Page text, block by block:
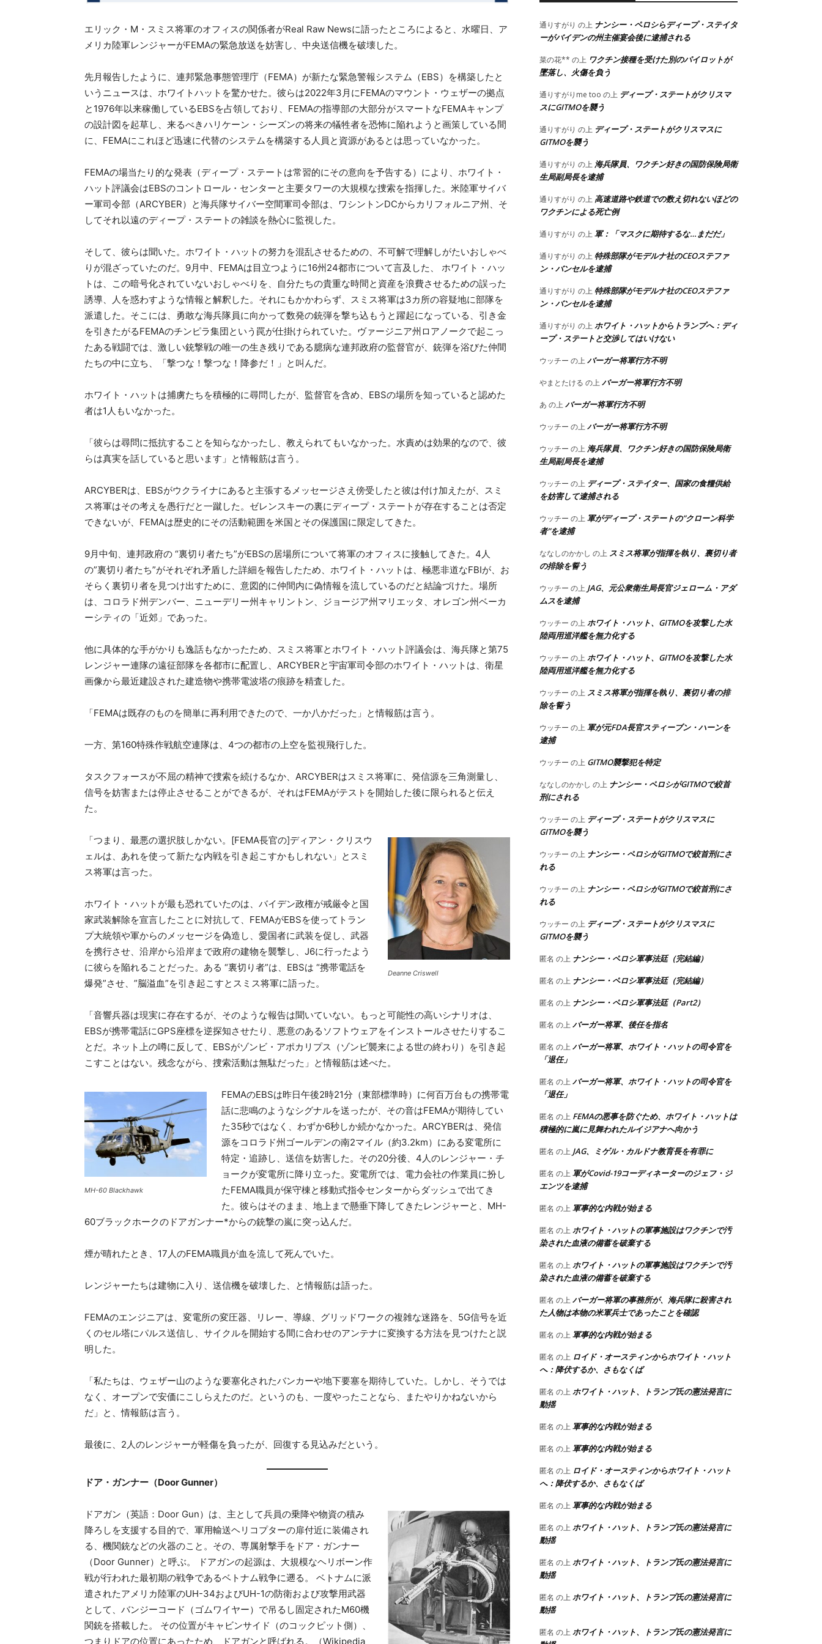
エリック・M・スミス将軍のオフィスの関係者がReal Raw Newsに語ったところによると、水曜日、ア
メリカ陸軍レンジャーがFEMAの緊急放送を妨害し、中央送信機を破壊した。
先月報告したように、連邦緊急事態管理庁（FEMA）が新たな緊急警報システム（EBS）を構築したと
いうニュースは、ホワイトハットを驚かせた。彼らは2022年3月にFEMAのマウント・ウェザーの拠点
と1976年以来稼働しているEBSを占領しており、FEMAの指導部の大部分がスマートなFEMAキャンプ
の設計図を起草し、来るべきハリケーン・シーズンの将来の犠牲者を恐怖に陥れようと画策している間
に、FEMAにこれほど迅速に代替のシステムを構築する人員と資源があるとは思っていなかった。
FEMAの場当たり的な発表（ディープ・ステートは常習的にその意向を予告する）により、ホワイト・
ハット評議会はEBSのコントロール・センターと主要タワーの大規模な捜索を指揮した。米陸軍サイバ
ー軍司令部（ARCYBER）と海兵隊サイバー空間軍司令部は、ワシントンDCからカリフォルニア州、そ
してそれ以遠のディープ・ステートの雑談を熱心に監視した。
そして、彼らは聞いた。ホワイト・ハットの努力を混乱させるための、不可解で理解しがたいおしゃべ
りが混ざっていたのだ。9月中、FEMAは目立つように16州24都市について言及した、 ホワイト・ハッ
トは、この暗号化されていないおしゃべりを、自分たちの貴重な時間と資産を浪費させるための誤った
誘導、人を惑わすような情報と解釈した。それにもかかわらず、スミス将軍は3カ所の容疑地に部隊を
派遣した。そこには、勇敢な海兵隊員に向かって数発の銃弾を撃ち込もうと躍起になっている、引き金
を引きたがるFEMAのチンピラ集団という罠が仕掛けられていた。ヴァージニア州ロアノークで起こっ
たある戦闘では、激しい銃撃戦の唯一の生き残りである臆病な連邦政府の監督官が、銃弾を浴びた仲間
たちの中に立ち、「撃つな！撃つな！降参だ！」と叫んだ。
ホワイト・ハットは捕虜たちを積極的に尋問したが、監督官を含め、EBSの場所を知っていると認めた
者は1人もいなかった。
「彼らは尋問に抵抗することを知らなかったし、教えられてもいなかった。水責めは効果的なので、彼
らは真実を話していると思います」と情報筋は言う。
ARCYBERは、EBSがウクライナにあると主張するメッセージさえ傍受したと彼は付け加えたが、スミ
ス将軍はその考えを愚行だと一蹴した。ゼレンスキーの裏にディープ・ステートが存在することは否定
できないが、FEMAは歴史的にその活動範囲を米国とその保護国に限定してきた。
9月中旬、連邦政府の “裏切り者たち”がEBSの居場所について将軍のオフィスに接触してきた。4人
の”裏切り者たち”がそれぞれ矛盾した詳細を報告したため、ホワイト・ハットは、極悪非道なFBIが、お
そらく裏切り者を見つけ出すために、意図的に仲間内に偽情報を流しているのだと結論づけた。場所
は、コロラド州デンバー、ニューデリー州キャリントン、ジョージア州マリエッタ、オレゴン州ベーカ
ーシティの「近郊」であった。
他に具体的な手がかりも逸話もなかったため、スミス将軍とホワイト・ハット評議会は、海兵隊と第75
レンジャー連隊の遠征部隊を各都市に配置し、ARCYBERと宇宙軍司令部のホワイト・ハットは、衛星
画像から最近建設された建造物や携帯電波塔の痕跡を精査した。
「FEMAは既存のものを簡単に再利用できたので、一か八かだった」と情報筋は言う。
一方、第160特殊作戦航空連隊は、4つの都市の上空を監視飛行した。
タスクフォースが不屈の精神で捜索を続けるなか、ARCYBERはスミス将軍に、発信源を三角測量し、
信号を妨害または停止させることができるが、それはFEMAがテストを開始した後に限られると伝え
た。
Deanne Criswell
「つまり、最悪の選択肢しかない。[FEMA長官の]ディアン・クリスウ
ェルは、あれを使って新たな内戦を引き起こすかもしれない」とスミ
ス将軍は言った。
ホワイト・ハットが最も恐れていたのは、バイデン政権が戒厳令と国
家武装解除を宣言したことに対抗して、FEMAがEBSを使ってトラン
プ大統領や軍からのメッセージを偽造し、愛国者に武装を促し、武器
を携行させ、沿岸から沿岸まで政府の建物を襲撃し、J6に行ったよう
に彼らを陥れることだった。ある “裏切り者”は、EBSは “携帯電話を
爆発”させ、”脳溢血”を引き起こすとスミス将軍に語った。
「音響兵器は現実に存在するが、そのような報告は聞いていない。もっと可能性の高いシナリオは、
EBSが携帯電話にGPS座標を逆探知させたり、悪意のあるソフトウェアをインストールさせたりするこ
とだ。ネット上の噂に反して、EBSがゾンビ・アポカリプス（ゾンビ襲来による世の終わり）を引き起
こすことはない。残念ながら、捜索活動は無駄だった」と情報筋は述べた。
MH-60 Blackhawk
FEMAのEBSは昨日午後2時21分（東部標準時）に何百万台もの携帯電
話に悲鳴のようなシグナルを送ったが、その音はFEMAが期待してい
た35秒ではなく、わずか6秒しか続かなかった。ARCYBERは、発信
源をコロラド州ゴールデンの南2マイル（約3.2km）にある変電所に
特定・追跡し、送信を妨害した。その20分後、4人のレンジャー・チ
ョークが変電所に降り立った。変電所では、電力会社の作業員に扮し
たFEMA職員が保守棟と移動式指令センターからダッシュで出てき
た。彼らはそのまま、地上まで懸垂下降してきたレンジャーと、MH-
60ブラックホークのドアガンナー*からの銃撃の嵐に突っ込んだ。
煙が晴れたとき、17人のFEMA職員が血を流して死んでいた。
レンジャーたちは建物に入り、送信機を破壊した、と情報筋は語った。
FEMAのエンジニアは、変電所の変圧器、リレー、導線、グリッドワークの複雑な迷路を、5G信号を近
くのセル塔にパルス送信し、サイクルを開始する間に合わせのアンテナに変換する方法を見つけたと説
明した。
「私たちは、ウェザー山のような要塞化されたバンカーや地下要塞を期待していた。しかし、そうでは
なく、オープンで安価にこしらえたのだ。というのも、一度やったことなら、またやりかねないから
だ」と、情報筋は言う。
最後に、2人のレンジャーが軽傷を負ったが、回復する見込みだという。
ドア・ガンナー（Door Gunner）
ドアガン（英語：Door Gun）は、主として兵員の乗降や物資の積み
降ろしを支援する目的で、軍用輸送ヘリコプターの扉付近に装備され
る、機関銃などの火器のこと。その、専属射撃手をドア・ガンナー
（Door Gunner）と呼ぶ。 ドアガンの起源は、大規模なヘリボーン作
戦が行われた最初期の戦争であるベトナム戦争に遡る。 ベトナムに派
遣されたアメリカ陸軍のUH-34およびUH-1の防衛および攻撃用武器
として、バンジーコード（ゴムワイヤー）で吊るし固定されたM60機
関銃を搭載した。 その位置がキャビンサイド（のコックピット側）、
つまりドアの位置にあったため、ドアガンと呼ばれる。（Wikipedia
通りすがり の上 ナンシー・ペロシらディープ・ステイタ
ーがバイデンの州主催宴会後に逮捕される
菜の花** の上 ワクチン接種を受けた別のパイロットが
墜落し、火傷を負う
通りすがりme too の上 ディープ・ステートがクリスマ
スにGITMOを襲う
通りすがり の上 ディープ・ステートがクリスマスに
GITMOを襲う
通りすがり の上 海兵隊員、ワクチン好きの国防保険局衛
生局副局長を逮捕
通りすがり の上 高速道路や鉄道での数え切れないほどの
ワクチンによる死亡例
通りすがり の上 軍：「マスクに期待するな…まだだ」
通りすがり の上 特殊部隊がモデルナ社のCEOステファ
ン・バンセルを逮捕
通りすがり の上 特殊部隊がモデルナ社のCEOステファ
ン・バンセルを逮捕
通りすがり の上 ホワイト・ハットからトランプへ：ディ
ープ・ステートと交渉してはいけない
ウッチー の上 バーガー将軍行方不明
やまとたける の上 バーガー将軍行方不明
あ の上 バーガー将軍行方不明
ウッチー の上 バーガー将軍行方不明
ウッチー の上 海兵隊員、ワクチン好きの国防保険局衛
生局副局長を逮捕
ウッチー の上 ディープ・ステイター、国家の食糧供給
を妨害して逮捕される
ウッチー の上 軍がディープ・ステートの”クローン科学
者”を逮捕
ななしのかかし の上 スミス将軍が指揮を執り、裏切り者
の排除を誓う
ウッチー の上 JAG、元公衆衛生局長官ジェローム・アダ
ムスを逮捕
ウッチー の上 ホワイト・ハット、GITMOを攻撃した水
陸両用巡洋艦を無力化する
ウッチー の上 ホワイト・ハット、GITMOを攻撃した水
陸両用巡洋艦を無力化する
ウッチー の上 スミス将軍が指揮を執り、裏切り者の排
除を誓う
ウッチー の上 軍が元FDA長官スティーブン・ハーンを
逮捕
ウッチー の上 GITMO襲撃犯を特定
ななしのかかし の上 ナンシー・ペロシがGITMOで絞首
刑にされる
ウッチー の上 ディープ・ステートがクリスマスに
GITMOを襲う
ウッチー の上 ナンシー・ペロシがGITMOで絞首刑にさ
れる
ウッチー の上 ナンシー・ペロシがGITMOで絞首刑にさ
れる
ウッチー の上 ディープ・ステートがクリスマスに
GITMOを襲う
匿名 の上 ナンシー・ペロシ軍事法廷（完結編）
匿名 の上 ナンシー・ペロシ軍事法廷（完結編）
匿名 の上 ナンシー・ペロシ軍事法廷（Part2）
匿名 の上 バーガー将軍、後任を指名
匿名 の上 バーガー将軍、ホワイト・ハットの司令官を
「退任」
匿名 の上 バーガー将軍、ホワイト・ハットの司令官を
「退任」
匿名 の上 FEMAの悪事を防ぐため、ホワイト・ハットは
積極的に嵐に見舞われたルイジアナへ向かう
匿名 の上 JAG、ミゲル・カルドナ教育長を有罪に
匿名 の上 軍がCovid-19コーディネーターのジェフ・ジ
エンツを逮捕
匿名 の上 軍事的な内戦が始まる
匿名 の上 ホワイト・ハットの軍事施設はワクチンで汚
染された血液の備蓄を破棄する
匿名 の上 ホワイト・ハットの軍事施設はワクチンで汚
染された血液の備蓄を破棄する
匿名 の上 バーガー将軍の事務所が、海兵隊に殺害され
た人物は本物の米軍兵士であったことを確認
匿名 の上 軍事的な内戦が始まる
匿名 の上 ロイド・オースティンからホワイト・ハット
へ：降伏するか、さもなくば
匿名 の上 ホワイト・ハット、トランプ氏の憲法発言に
動揺
匿名 の上 軍事的な内戦が始まる
匿名 の上 軍事的な内戦が始まる
匿名 の上 ロイド・オースティンからホワイト・ハット
へ：降伏するか、さもなくば
匿名 の上 軍事的な内戦が始まる
匿名 の上 ホワイト・ハット、トランプ氏の憲法発言に
動揺
匿名 の上 ホワイト・ハット、トランプ氏の憲法発言に
動揺
匿名 の上 ホワイト・ハット、トランプ氏の憲法発言に
動揺
匿名 の上 ホワイト・ハット、トランプ氏の憲法発言に